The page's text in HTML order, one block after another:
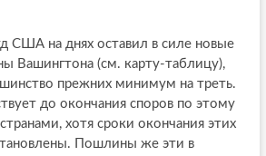
США на днях оставил в силе новые
Вашингтона (см. карту-таблицу),
прежних минимум на треть.
до окончания споров по этому
хотя сроки окончания этих
Пошлины же эти в